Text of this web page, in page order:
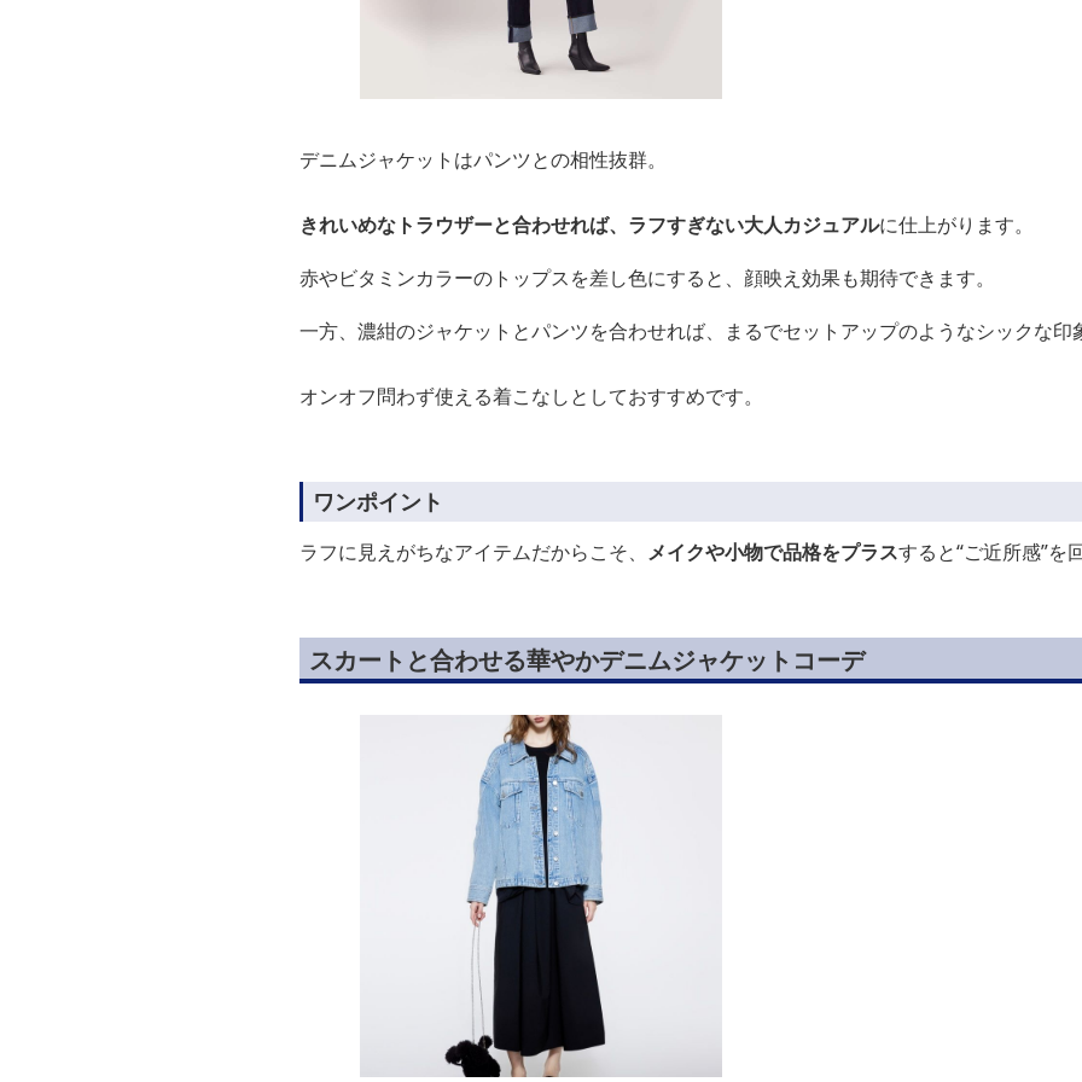
デニムジャケットはパンツとの相性抜群。
きれいめなトラウザーと合わせれば、ラフすぎない大人カジュアルに仕上がります。
赤やビタミンカラーのトップスを差し色にすると、顔映え効果も期待できます。
一方、濃紺のジャケットとパンツを合わせれば、まるでセットアップのようなシックな印
オンオフ問わず使える着こなしとしておすすめです。
ワンポイント
ラフに見えがちなアイテムだからこそ、 メイクや小物で品格をプラスすると“ご近所感”を
スカートと合わせる華やかデニムジャケットコーデ